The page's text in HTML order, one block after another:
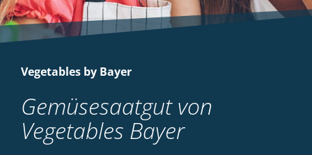
Vegetables by Bayer
Gemüsesaatgut von
Vegetables Bayer